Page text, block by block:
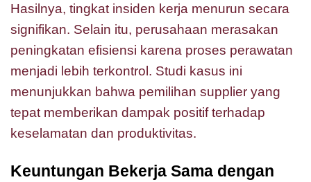
Hasilnya, tingkat insiden kerja menurun secara
signifikan. Selain itu, perusahaan merasakan
peningkatan efisiensi karena proses perawatan
menjadi lebih terkontrol. Studi kasus ini
menunjukkan bahwa pemilihan supplier yang
tepat memberikan dampak positif terhadap
keselamatan dan produktivitas.
Keuntungan Bekerja Sama dengan